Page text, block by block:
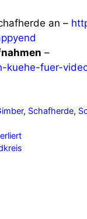
an –
–
kuehe-fuer-
, Schafherde,